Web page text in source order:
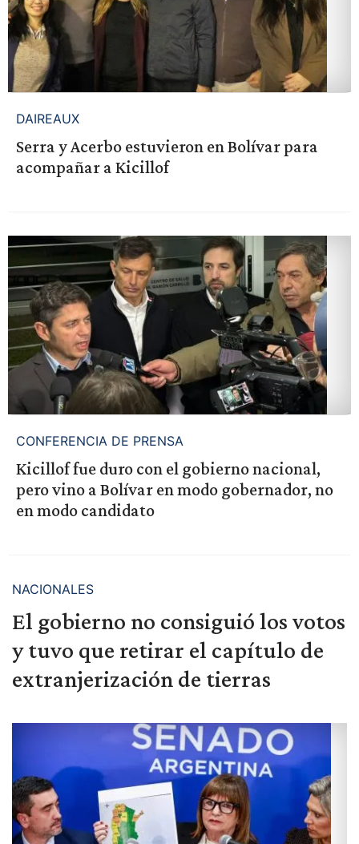
DAIREAUX
Serra y Acerbo estuvieron en Bolívar para
acompañar a Kicillof
CONFERENCIA DE PRENSA
Kicillof fue duro con el gobierno nacional,
pero vino a Bolívar en modo gobernador, no
en modo candidato
NACIONALES
El gobierno no consiguió los votos
y tuvo que retirar el capítulo de
extranjerización de tierras